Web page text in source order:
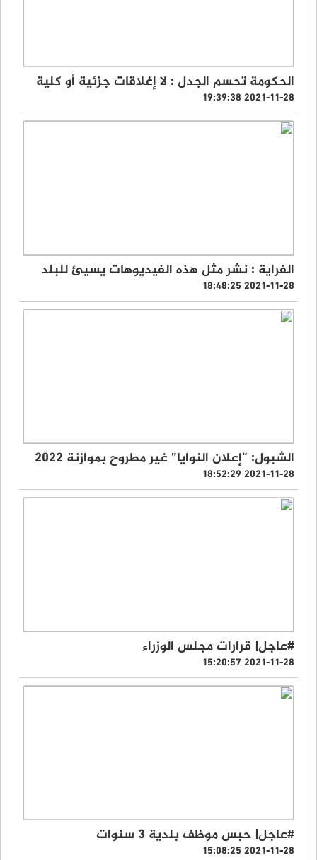
الحكومة تحسم الجدل : لا إغلاقات جزئية أو كلية
2021-11-28 19:39:38
الفراية : نشر مثل هذه الفيديوهات يسيئ للبلد
2021-11-28 18:48:25
الشبول: “إعلان النوايا” غير مطروح بموازنة 2022
2021-11-28 18:52:29
#عاجل| قرارات مجلس الوزراء
2021-11-28 15:20:57
#عاجل| حبس موظف بلدية 3 سنوات
2021-11-28 15:08:25